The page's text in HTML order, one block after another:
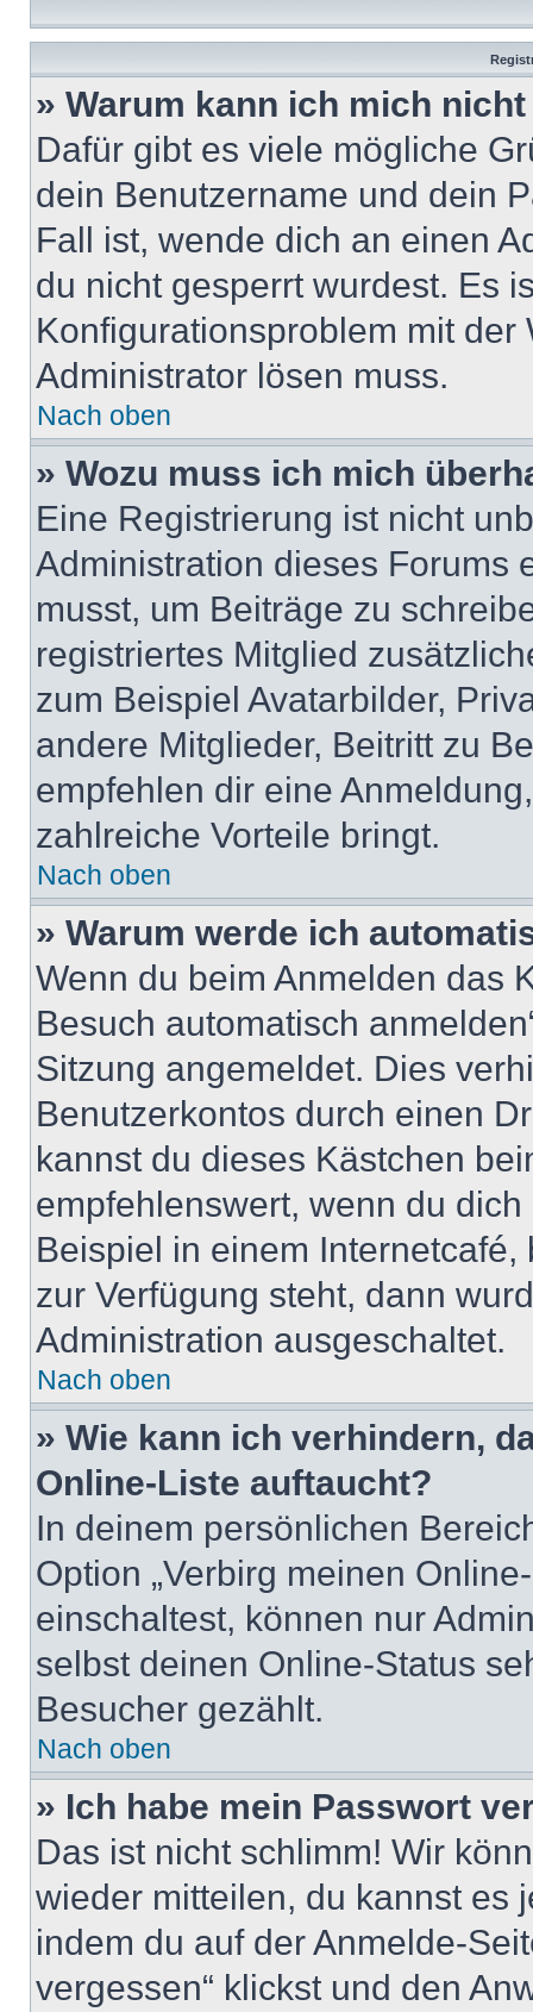
» Warum kann ich mich
Dafür gibt es viele mögliche
dein Benutzername und dein
Fall ist, wende dich an einen
du nicht gesperrt wurdest. Es
Konfigurationsproblem mit
Administrator lösen muss.
Nach oben
» Wozu muss ich mich
Eine Registrierung ist nicht
Administration dieses Forums
musst, um Beiträge zu
registriertes Mitglied
zum Beispiel Avatarbilder,
andere Mitglieder, Beitritt zu
empfehlen dir eine
zahlreiche Vorteile bringt.
Nach oben
» Warum werde ich
Wenn du beim Anmelden das
Besuch automatisch
Sitzung angemeldet. Dies
Benutzerkontos durch einen
kannst du dieses Kästchen
empfehlenswert, wenn du
Beispiel in einem
zur Verfügung steht, dann
Administration ausgeschaltet.
Nach oben
» Wie kann ich verhindern,
Online-Liste auftaucht?
In deinem persönlichen
Option „Verbirg meinen
einschaltest, können nur
selbst deinen Online-Status
Besucher gezählt.
Nach oben
» Ich habe mein Passwort
Das ist nicht schlimm! Wir
wieder mitteilen, du kannst es
indem du auf der Anmelde-
vergessen“ klickst und den